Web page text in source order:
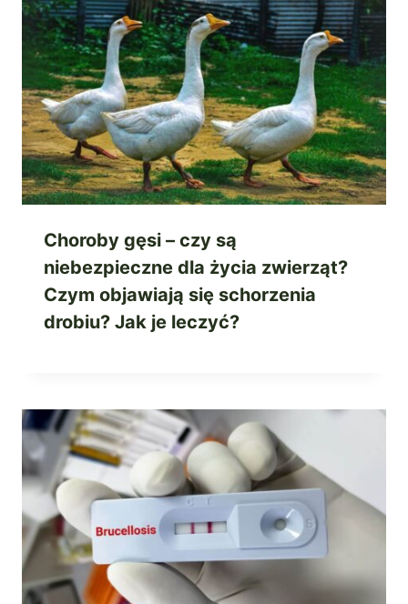
Choroby gęsi – czy są
niebezpieczne dla życia zwierząt?
Czym objawiają się schorzenia
drobiu? Jak je leczyć?